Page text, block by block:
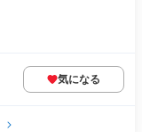
気になる